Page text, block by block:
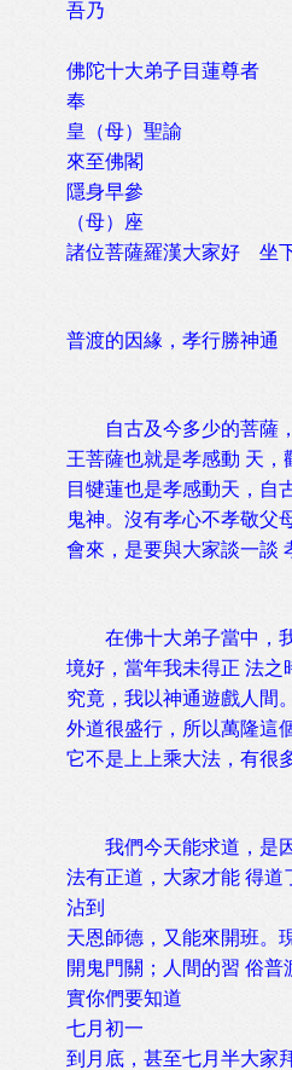
吾乃
佛陀十大弟子目蓮尊者
奉
皇（母）聖諭
來至佛閣
隱身早參
（母）座
諸位菩薩羅漢大家好 坐
普渡的因緣，孝行勝神通
自古及今多少的菩薩，
王菩薩也就是孝感動 天
目犍蓮也是孝感動天，自
鬼神。沒有孝心不孝敬父
會來，是要與大家談一談
在佛十大弟子當中，我
境好，當年我未得正 法之
究竟，我以神通遊戲人間
外道很盛行，所以萬隆這
它不是上上乘大法，有很
我們今天能求道，是因
法有正道，大家才能 得道
沾到
天恩師德，又能來開班。
開鬼門關；人間的習 俗
實你們要知道
七月初一
到月底，甚至七月半大家